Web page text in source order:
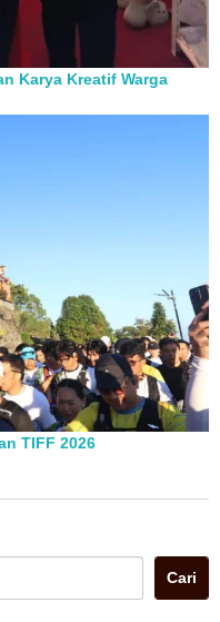
Karya Kreatif Warga
TIFF 2026
Cari